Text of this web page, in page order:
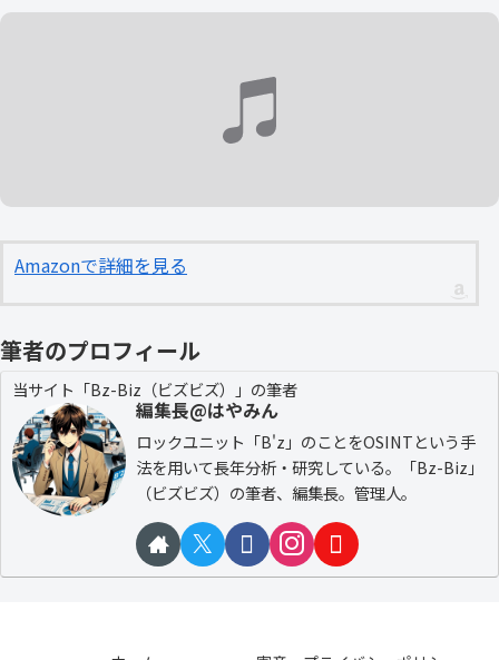
Amazonで詳細を見る
筆者のプロフィール
当サイト「Bz-Biz（ビズビズ）」の筆者
編集長@はやみん
ロックユニット「B'z」のことをOSINTという手
法を用いて長年分析・研究している。「Bz-Biz」
（ビズビズ）の筆者、編集長。管理人。